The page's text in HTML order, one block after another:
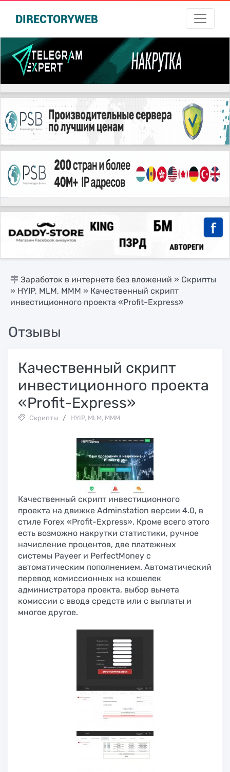
DIRECTORYWEB
Заработок в интернете без вложений » Скрипты
» HYIP, MLM, МММ » Качественный скрипт
инвестиционного проекта «Profit-Express»
Отзывы
Качественный скрипт
инвестиционного проекта
«Profit-Express»
Скрипты / HYIP, MLM, МММ
Качественный скрипт инвестиционного
проекта на движке Adminstation версии 4.0, в
стиле Forex «Profit-Express». Кроме всего этого
есть возможно накрутки статистики, ручное
начисление процентов, две платежных
системы Payeer и PerfectMoney с
автоматическим пополнением. Автоматический
перевод комиссионных на кошелек
администратора проекта, выбор вычета
комиссии с ввода средств или с выплаты и
многое другое.